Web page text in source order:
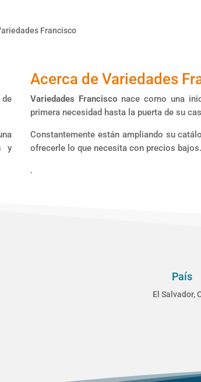
y
Acerca de Variedades
Variedades Francisco nace como una
primera necesidad hasta la puerta de su
Constantemente están ampliando su
ofrecerle lo que necesita con precios bajos.
.
País
El Salvador,